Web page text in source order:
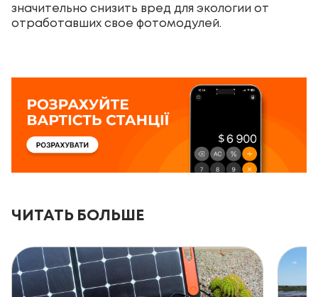
значительно снизить вред для экологии от
отработавших свое фотомодулей.
ЧИТАТЬ БОЛЬШЕ